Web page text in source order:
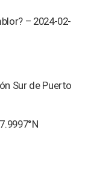
– 2024-02-
Sur de Puerto